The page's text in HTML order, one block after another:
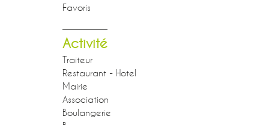
Favoris
Activité
Traiteur
Restaurant - Hotel
Mairie
Association
Boulangerie